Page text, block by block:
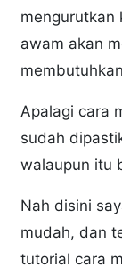
mengurutkan
awam akan
Apalagi cara
sudah
walaupun itu
Nah disini
mudah, dan
tutorial cara